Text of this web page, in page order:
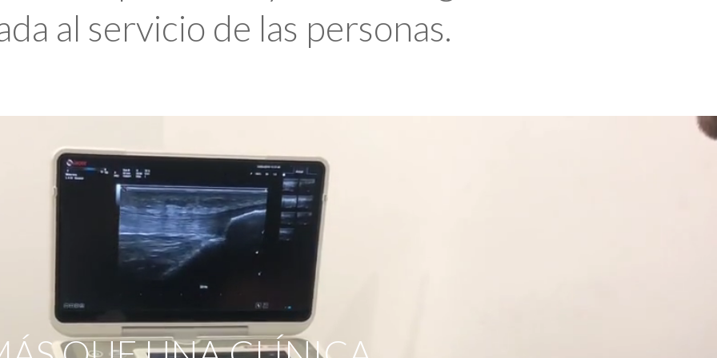
al servicio de las personas.